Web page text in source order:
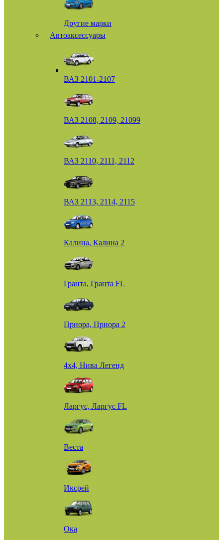
Другие марки
Автоаксессуары
ВАЗ 2101-2107
ВАЗ 2108, 2109, 21099
ВАЗ 2110, 2111, 2112
ВАЗ 2113, 2114, 2115
Калина, Калина 2
Гранта, Гранта FL
Приора, Приора 2
4х4, Нива Легенд
Ларгус, Ларгус FL
Веста
Иксрей
Ока